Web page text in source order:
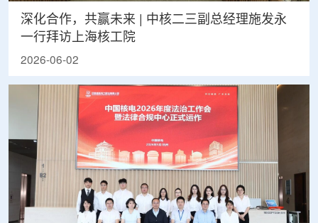
深化合作，共赢未来 | 中核二三副总经理施发永
一行拜访上海核工院
2026-06-02